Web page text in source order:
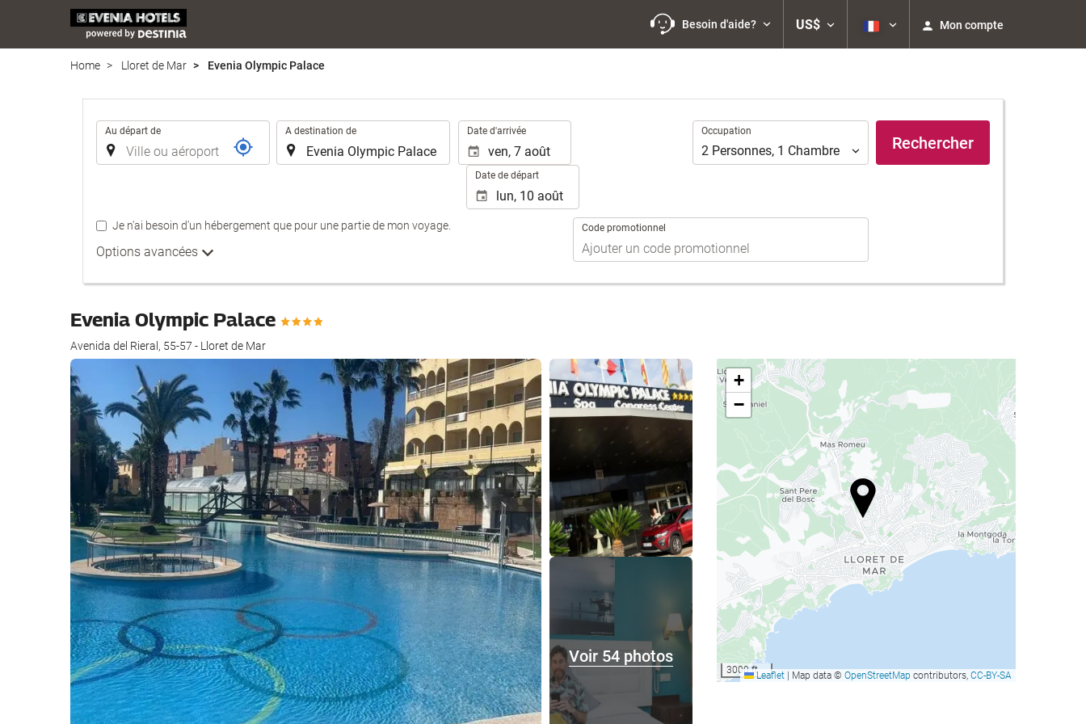
Besoin d'aide? US$ Mon compte
Home Lloret de Mar Evenia Olympic Palace
Trajet
Au départ de A destination de Date d'arrivée
Date de départ
Occupation
Occupation
2 Personnes, 1 Chambre
Code promotionnel
Je n'ai besoin d'un hébergement que pour une partie de mon voyage.
Options avancées
Rechercher
Evenia Olympic Palace
Avenida del Rieral, 55-57 - Lloret de Mar
Voir 54 photos
Voir 54 photos
+
−
3000 ftLeaflet Map data © OpenStreetMap contributors, CC-BY-SA